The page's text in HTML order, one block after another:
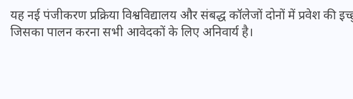
यह नई पंजीकरण प्रक्रिया विश्वविद्यालय और संबद्ध कॉलेजों दोनों में प्रवेश की
जिसका पालन करना सभी आवेदकों के लिए अनिवार्य है।